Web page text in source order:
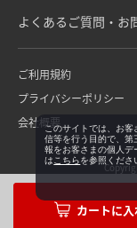
よくあるご質問・お
ご利用規約
プライバシーポリシー
会社概要このサイトでは、お
信等を行う目的で、第
報をお客さまの個人デ
は こちらを参照くださ